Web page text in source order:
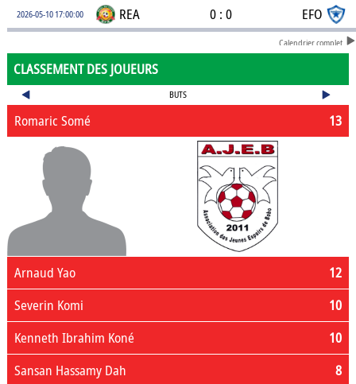
2026-05-10 17:00:00 REA 0 : 0 EFO
Calendrier complet
CLASSEMENT DES JOUEURS
BUTS
13
Romaric Somé
12
Arnaud Yao
10
Severin Komi
10
Kenneth Ibrahim Koné
8
Sansan Hassamy Dah